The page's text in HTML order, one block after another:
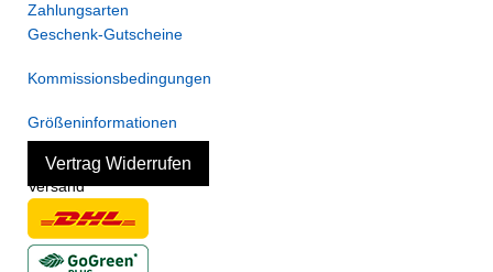
Zahlungsarten
Geschenk-Gutscheine
Kommissionsbedingungen
Größeninformationen
Vertrag Widerrufen
Versand